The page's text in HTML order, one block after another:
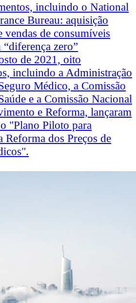
incluindo o National
Bureau: aquisição
vendas de consumíveis
zero”
de 2021, oito
incluindo a Administração
Médico, a Comissão
e a Comissão Nacional
e Reforma, lançaram
"Plano Piloto para
dos Preços de